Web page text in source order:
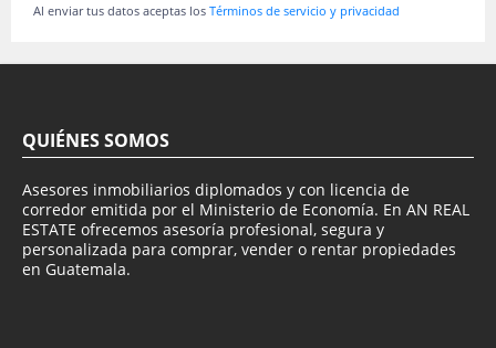
Al enviar tus datos aceptas los Términos de servicio y privacidad
QUIÉNES SOMOS
Asesores inmobiliarios diplomados y con licencia de
corredor emitida por el Ministerio de Economía. En AN REAL
ESTATE ofrecemos asesoría profesional, segura y
personalizada para comprar, vender o rentar propiedades
en Guatemala.